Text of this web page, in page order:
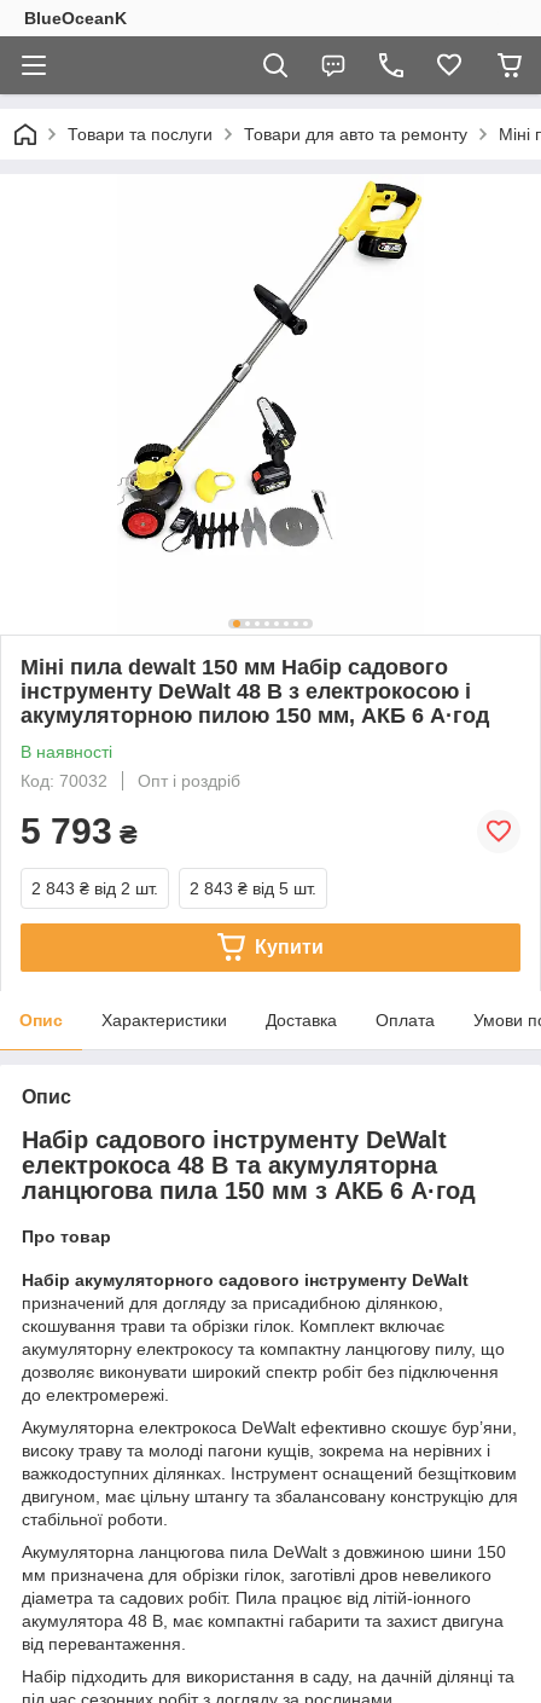
BlueOceanK
Товари та послуги Товари для авто та ремонту Міні
Міні пила dewalt 150 мм Набір садового
інструменту DeWalt 48 В з електрокосою і
акумуляторною пилою 150 мм, АКБ 6 А·год
В наявності
Код: 70032
Опт і роздріб
5 793 ₴
2 843 ₴ від 2 шт. 2 843 ₴ від 5 шт.
Купити
Опис Характеристики Доставка Оплата Умови
Опис
Набір садового інструменту DeWalt
електрокоса 48 В та акумуляторна
ланцюгова пила 150 мм з АКБ 6 А·год
Про товар
Набір акумуляторного садового інструменту DeWalt
призначений для догляду за присадибною ділянкою,
скошування трави та обрізки гілок. Комплект включає
акумуляторну електрокосу та компактну ланцюгову пилу, що
дозволяє виконувати широкий спектр робіт без підключення
до електромережі.
Акумуляторна електрокоса DeWalt ефективно скошує бур’яни,
високу траву та молоді пагони кущів, зокрема на нерівних і
важкодоступних ділянках. Інструмент оснащений безщітковим
двигуном, має цільну штангу та збалансовану конструкцію для
стабільної роботи.
Акумуляторна ланцюгова пила DeWalt з довжиною шини 150
мм призначена для обрізки гілок, заготівлі дров невеликого
діаметра та садових робіт. Пила працює від літій-іонного
акумулятора 48 В, має компактні габарити та захист двигуна
від перевантаження.
Набір підходить для використання в саду, на дачній ділянці та